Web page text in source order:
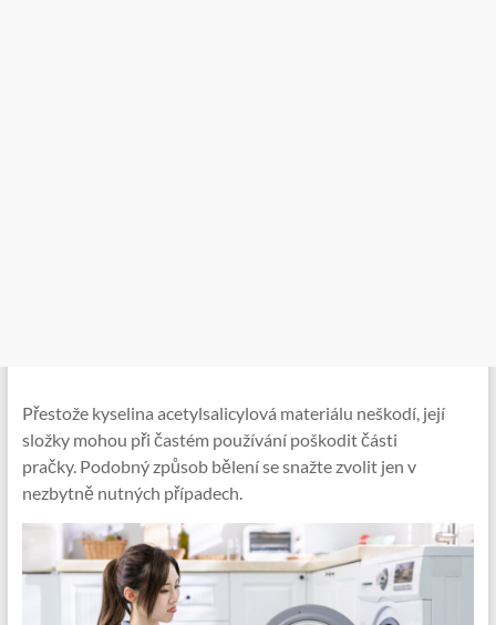
Přestože kyselina acetylsalicylová materiálu neškodí, její
složky mohou při častém používání poškodit části
pračky. Podobný způsob bělení se snažte zvolit jen v
nezbytně nutných případech.